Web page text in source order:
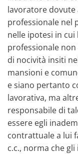
lavoratore
professionale nel
nelle ipotesi in
professionale
di nocività insiti
mansioni e
e siano pertanto
lavorativa, ma
responsabile di
essere egli
contrattuale a lui
c.c., norma che